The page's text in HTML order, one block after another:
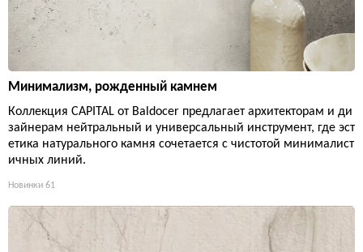
Минимализм, рожденный камнем
Коллекция CAPITAL от Baldocer предлагает архитекторам и ди
зайнерам нейтральный и универсальный инструмент, где эст
етика натурального камня сочетается с чистотой минималист
ичных линий.
Новинки 61